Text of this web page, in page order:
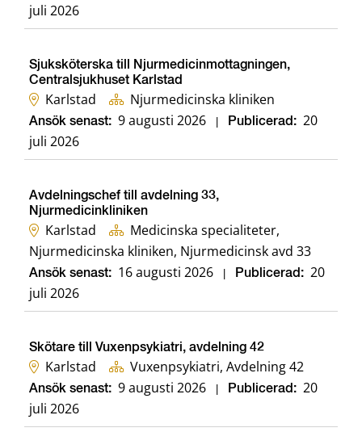
juli 2026
Sjuksköterska till Njurmedicinmottagningen,
Centralsjukhuset Karlstad
Karlstad Njurmedicinska kliniken
Ansök senast: 9 augusti 2026 Publicerad: 20
juli 2026
Avdelningschef till avdelning 33,
Njurmedicinkliniken
Karlstad
Medicinska specialiteter,
Njurmedicinska kliniken, Njurmedicinsk avd 33
Ansök senast: 16 augusti 2026 Publicerad: 20
juli 2026
Skötare till Vuxenpsykiatri, avdelning 42
Karlstad Vuxenpsykiatri, Avdelning 42
Ansök senast: 9 augusti 2026 Publicerad: 20
juli 2026